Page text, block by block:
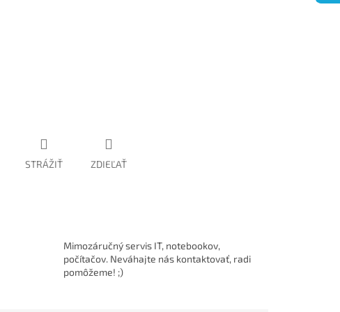
STRÁŽIŤ ZDIEĽAŤ
Mimozáručný servis IT, notebookov,
počítačov. Neváhajte nás kontaktovať, radi
pomôžeme! ;)